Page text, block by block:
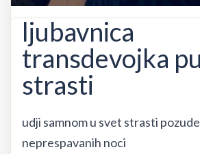
ljubavnica
transdevojka
strasti
udji samnom u svet strasti
neprespavanih noci